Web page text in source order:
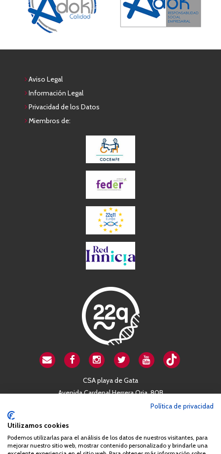
Aviso Legal
Información Legal
Privacidad de los Datos
Miembros de:
CSA playa de Gata
Avenida Cardenal Herrera Oria, 80B
Queda prohibida de forma expresa la copia, reproducción o
Política de privacidad
Utilizamos cookies
Podemos utilizarlas para el análisis de los datos de nuestros visitantes, para
mejorar nuestro sitio web, mostrar contenido personalizado y brindarle una